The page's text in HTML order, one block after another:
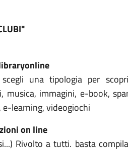
una tipologia per
musica, immagini, e-book,
learning, videogiochi
on line
Rivolto a tutti. basta